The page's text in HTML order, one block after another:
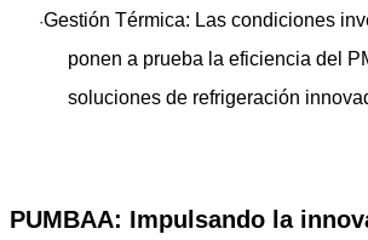
·Gestión Térmica: Las condiciones
ponen a prueba la eficiencia del
soluciones de refrigeración
PUMBAA: Impulsando la